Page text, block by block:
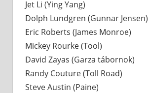
Jet Li (Ying Yang)
Dolph Lundgren (Gunnar Jensen)
Eric Roberts (James Monroe)
Mickey Rourke (Tool)
David Zayas (Garza tábornok)
Randy Couture (Toll Road)
Steve Austin (Paine)